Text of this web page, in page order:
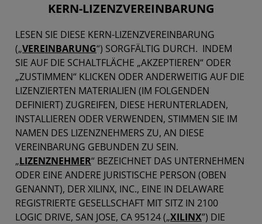
KERN-LIZENZVEREINBARUNG
LESEN SIE DIESE KERN-LIZENZVEREINBARUNG
(„VEREINBARUNG“) SORGFÄLTIG DURCH. INDEM
SIE AUF DIE SCHALTFLÄCHE „AKZEPTIEREN“ ODER
„ZUSTIMMEN“ KLICKEN ODER ANDERWEITIG AUF DIE
LIZENZIERTEN MATERIALIEN (IM FOLGENDEN
DEFINIERT) ZUGREIFEN, DIESE HERUNTERLADEN,
INSTALLIEREN ODER VERWENDEN, STIMMEN SIE IM
NAMEN DES LIZENZNEHMERS ZU, AN DIESE
VEREINBARUNG GEBUNDEN ZU SEIN.
„LIZENZNEHMER“ BEZEICHNET DAS UNTERNEHMEN
ODER EINE ANDERE JURISTISCHE PERSON (OBEN
GENANNT), DER XILINX, INC., EINE IN DELAWARE
REGISTRIERTE GESELLSCHAFT MIT SITZ IN 2100
LOGIC DRIVE, SAN JOSE, CA 95124 („XILINX”) DIE